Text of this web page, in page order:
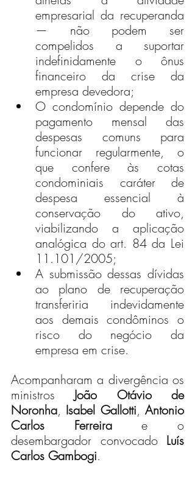
empresarial da recuperanda
— não podem ser
compelidos a suportar
indefinidamente o ônus
financeiro da crise da
empresa devedora;
O condomínio depende do
pagamento mensal das
despesas comuns para
funcionar regularmente, o
que confere às cotas
condominiais caráter de
despesa essencial à
conservação do ativo,
viabilizando a aplicação
analógica do art. 84 da Lei
11.101/2005;
A submissão dessas dívidas
ao plano de recuperação
transferiria indevidamente
aos demais condôminos o
risco do negócio da
empresa em crise.
Acompanharam a divergência os
ministros João Otávio de
Noronha, Isabel Gallotti, Antonio
Carlos Ferreira e o
desembargador convocado Luís
Carlos Gambogi.